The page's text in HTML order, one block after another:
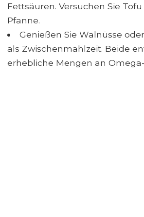
Fettsäuren. Versuchen Sie
Pfanne.
Genießen Sie Walnüsse
als Zwischenmahlzeit. Beide
erhebliche Mengen an